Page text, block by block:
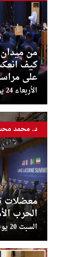
من
كيف
على
الأربعاء 24 يونيو 2026 - 12:31:30
معضلات
الحرب
السبت 20 يونيو 2026 - 16:40:19
د. محمد